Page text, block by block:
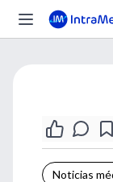
Noticias